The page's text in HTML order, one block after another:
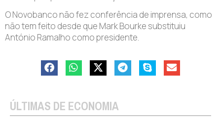
O Novobanco não fez conferência de imprensa, como
não tem feito desde que Mark Bourke substituiu
António Ramalho como presidente.
ÚLTIMAS DE ECONOMIA